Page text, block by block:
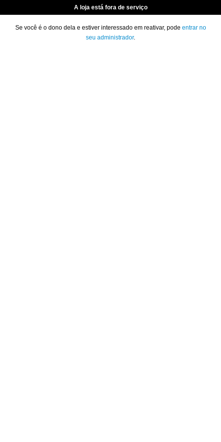
A loja está fora de serviço
Se você é o dono dela e estiver interessado em reativar, pode entrar no
seu administrador.